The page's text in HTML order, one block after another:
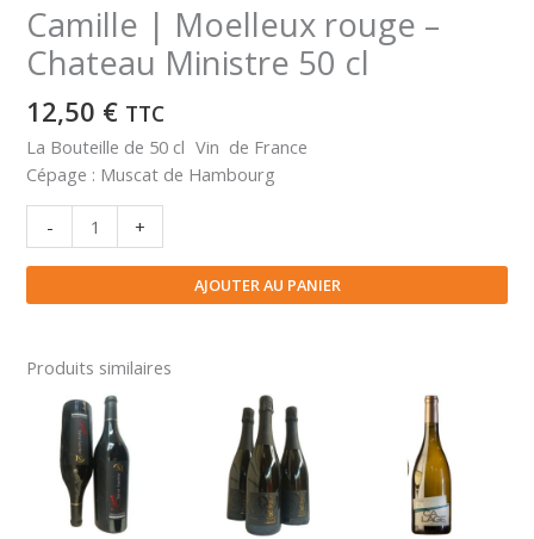
Camille | Moelleux rouge –
Chateau Ministre 50 cl
12,50 € TTC
La Bouteille de 50 cl Vin de France
Cépage : Muscat de Hambourg
-
quantité
de
Camille
|
-
Chateau
Ministre
+
AJOUTER AU PANIER
Produits similaires